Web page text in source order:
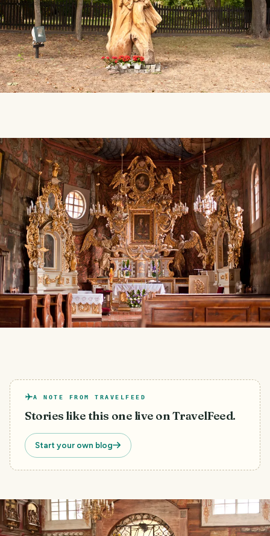
A NOTE FROM TRAVELFEED
Stories like this one live on TravelFeed.
Start your own blog